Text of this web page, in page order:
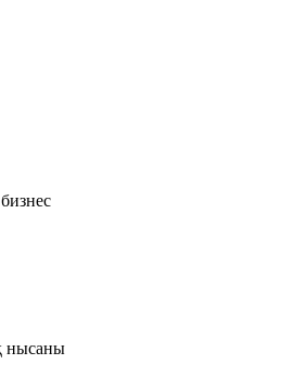
нысаны